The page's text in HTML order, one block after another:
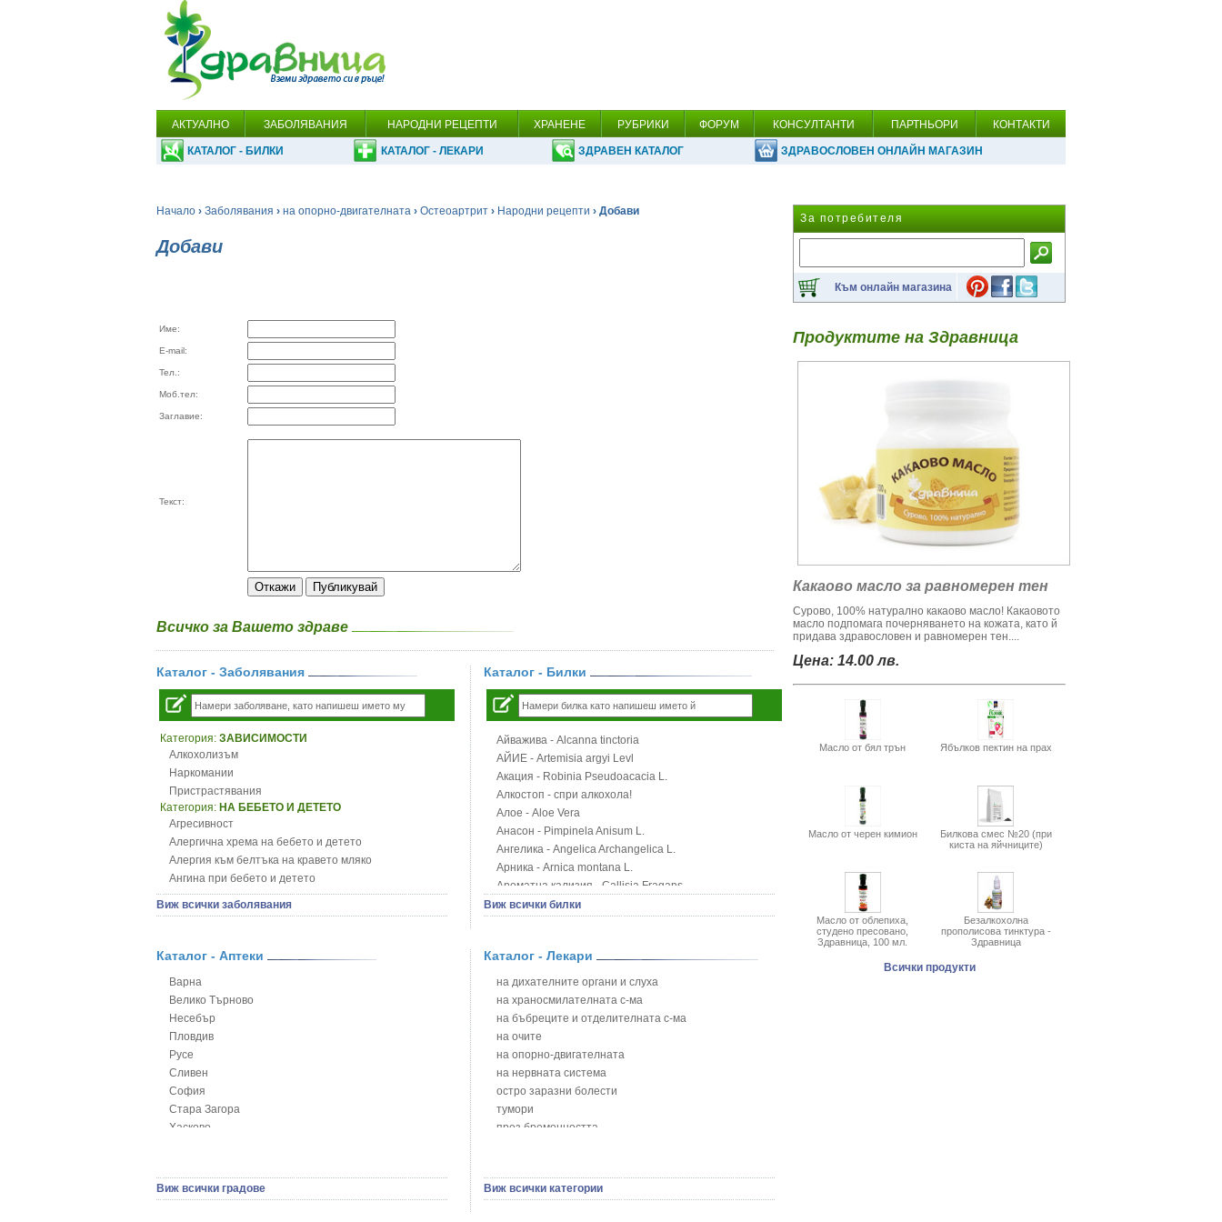
АКТУАЛНО ЗАБОЛЯВАНИЯ НАРОДНИ РЕЦЕПТИ ХРАНЕНЕ РУБРИКИ ФОРУМ КОНСУЛТАНТИ ПАРТНЬОРИ КОНТАКТИ
КАТАЛОГ - БИЛКИ КАТАЛОГ - ЛЕКАРИ ЗДРАВЕН КАТАЛОГ ЗДРАВОСЛОВЕН ОНЛАЙН МАГАЗИН
Начало › Заболявания › на опорно-двигателната › Остеоартрит › Народни рецепти › Добави
Добави
Име:
E-mail:
Тел.:
Моб.тел:
Заглавие:
Текст:
Всичко за Вашето здраве
Каталог - Заболявания
Категория: ЗАВИСИМОСТИ
Алкохолизъм
Наркомании
Пристрастявания
Категория: НА БЕБЕТО И ДЕТЕТО
Агресивност
Алергична хрема на бебето и детето
Алергия към белтъка на кравето мляко
Ангина при бебето и детето
Анемия при бебето и детето
Апетит - пълни деца
Безапетитие при бебето и детето
Бронхит и пневмония при деца
Варицела
Висока температура на бебето и детето
Възпаление на ушите на бебето и детето
Глисти
Грижа за пъпа на новороденото
Грип при бебето и детето
Гърч
Детски диабет
Виж всички заболявания
Каталог - Билки
Айважива - Alcanna tinctoria
АЙИЕ - Artemisia argyi Levl
Акация - Robinia Pseudoacacia L.
Алкостоп - спри алкохола!
Алое - Aloe Vera
Анасон - Pimpinela Anisum L.
Ангелика - Angelica Archangelica L.
Арника - Arnica montana L.
Ароматна кализия - Callisia Fragans
Арония - Sorbus melanocorpa
Блатен аир - Acorus calamus L.
Блатен тъжник - Spirea ulmaria L.
Блян
Бобови шушулки - Phaseolus Vulgaris L.
Божур - Paeonia Decora
Борови връхчета - Pinus sylvestris
Босилек - Ocimum Basillicum
Брей - Tamus Communis
Брош - Rubia tinctorum L.
Бръшлян - Hedera helix L.
Бял имел - Viscum album L.
Бял оман - Inula Helenium L.
Виж всички билки
Каталог - Аптеки
Варна
Велико Търново
Несебър
Пловдив
Русе
Сливен
София
Стара Загора
Хасково
Виж всички градове
Каталог - Лекари
на дихателните органи и слуха
на храносмилателната с-ма
на бъбреците и отделителната с-ма
на очите
на опорно-двигателната
на нервната система
остро заразни болести
тумори
през бременността
сексуални проблеми
на половите органи
Виж всички категории
За потребителя
Към онлайн магазина
Продуктите на Здравница
Какаово масло за равномерен тен
Сурово, 100% натурално какаово масло! Какаовото
масло подпомага почерняването на кожата, като й
придава здравословен и равномерен тен....
Цена: 14.00 лв.
Масло от бял трън Ябълков пектин на прах
Масло от черен кимион
Билкова смес №20 (при
киста на яйчниците)
Масло от облепиха,
студено пресовано,
Здравница, 100 мл.
Безалкохолна
прополисова тинктура -
Здравница
Всички продукти